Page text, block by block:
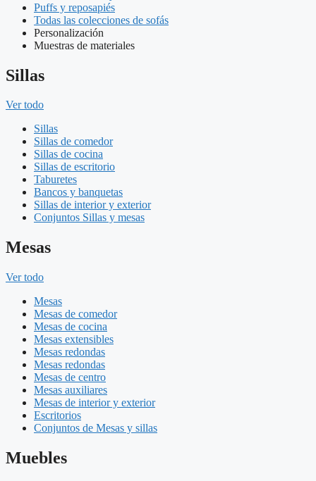
Puffs y reposapiés
Todas las colecciones de sofás
Personalización
Muestras de materiales
Sillas
Ver todo
Sillas
Sillas de comedor
Sillas de cocina
Sillas de escritorio
Taburetes
Bancos y banquetas
Sillas de interior y exterior
Conjuntos Sillas y mesas
Mesas
Ver todo
Mesas
Mesas de comedor
Mesas de cocina
Mesas extensibles
Mesas redondas
Mesas redondas
Mesas de centro
Mesas auxiliares
Mesas de interior y exterior
Escritorios
Conjuntos de Mesas y sillas
Muebles